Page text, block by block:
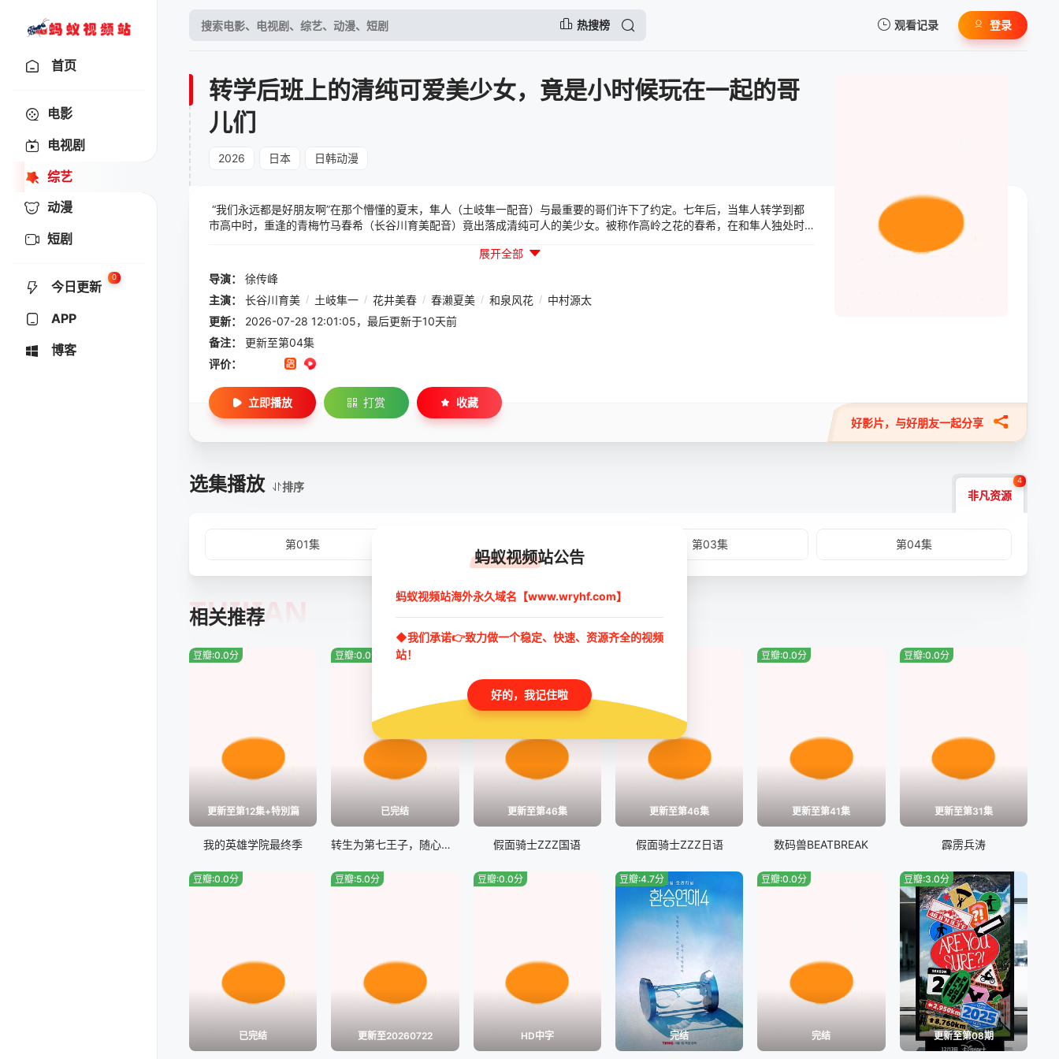
热搜榜 观看记录 登录
首页
电影
电视剧
综艺
动漫
短剧
今日更新
0
APP
博客
转学后班上的清纯可爱美少女，竟是小时候玩在一起的哥
儿们
2026 日本 日韩动漫
“我们永远都是好朋友啊”在那个懵懂的夏末，隼人（土岐隼一配音）与最重要的哥们许下了约定。七年后，当隼人转学到都
市高中时，重逢的青梅竹马春希（长谷川育美配音）竟出落成清纯可人的美少女。被称作高岭之花的春希，在和隼人独处时
展开全部
导演：
徐传峰
主演：
长谷川育美 / 土岐隼一 / 花井美春 / 春濑夏美 / 和泉风花 / 中村源太
更新：
2026-07-28 12:01:05，最后更新于10天前
备注：
更新至第04集
评价：
好影片，与好朋友一起分享
立即播放 打赏 收藏
选集播放 排序
非凡资源
4
第01集 第03集 第04集
相关推荐
TUIJIAN
更新至第12集+特別篇
豆瓣:0.0分
我的英雄学院最终季
已完结
豆瓣:0.0分
转生为第七王子，随心所欲的魔法学习之路第二季
更新至第46集
假面骑士ZZZ国语
更新至第46集
假面骑士ZZZ日语
更新至第41集
豆瓣:0.0分
数码兽BEATBREAK
更新至第31集
豆瓣:0.0分
霹雳兵涛
已完结
豆瓣:0.0分
更新至20260722
豆瓣:5.0分
HD中字
豆瓣:0.0分
完结
豆瓣:4.7分
完结
豆瓣:0.0分
更新至第08期
豆瓣:3.0分
蚂蚁视频站公告
蚂蚁视频站海外永久域名【www.wryhf.com】
◆我们承诺👉致力做一个稳定、快速、资源齐全的视频
站！
好的，我记住啦